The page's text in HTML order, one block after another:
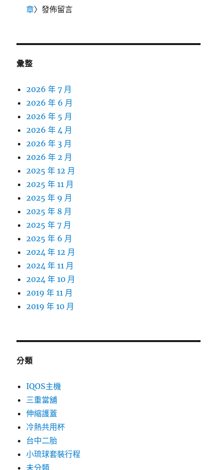
章〉發佈留言
彙整
2026 年 7 月
2026 年 6 月
2026 年 5 月
2026 年 4 月
2026 年 3 月
2026 年 2 月
2025 年 12 月
2025 年 11 月
2025 年 9 月
2025 年 8 月
2025 年 7 月
2025 年 6 月
2024 年 12 月
2024 年 11 月
2024 年 10 月
2019 年 11 月
2019 年 10 月
分類
IQOS主機
三重當舖
伸縮護蓋
冷熱共用杯
台中二胎
小琉球套裝行程
未分類